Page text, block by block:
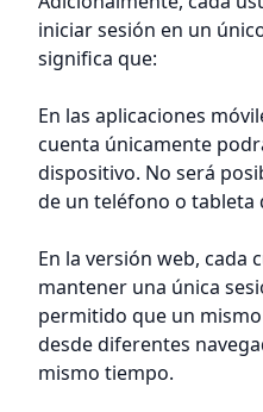
iniciar sesión en un
significa que:
En las aplicaciones
cuenta únicamente
dispositivo. No será
de un teléfono o tableta
En la versión web, cada
mantener una única
permitido que un
desde diferentes
mismo tiempo.